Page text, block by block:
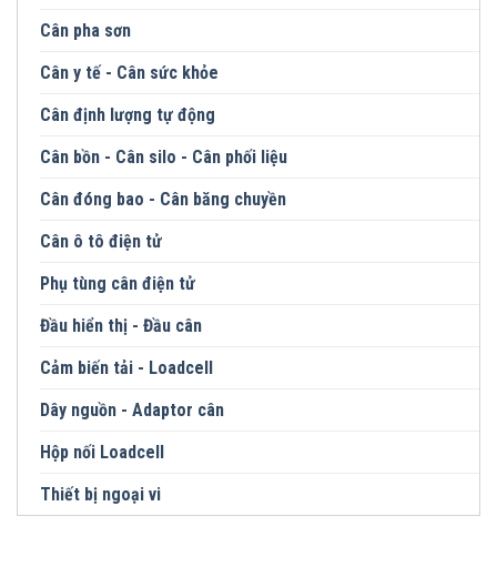
Cân pha sơn
Cân y tế - Cân sức khỏe
Cân định lượng tự động
Cân bồn - Cân silo - Cân phối liệu
Cân đóng bao - Cân băng chuyền
Cân ô tô điện tử
Phụ tùng cân điện tử
Đầu hiển thị - Đầu cân
Cảm biến tải - Loadcell
Dây nguồn - Adaptor cân
Hộp nối Loadcell
Thiết bị ngoại vi